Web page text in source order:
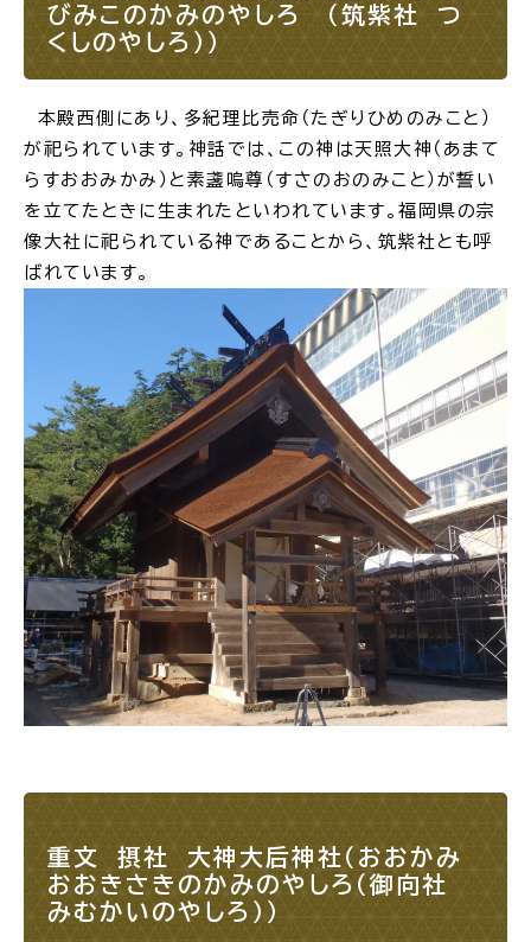
防災情報サイト
出雲新話2030
出雲市総合振興計画
市役所へのアクセス
各課へのお問い合わせ
サイトマップ
びみこのかみのやしろ （筑紫社 つ
くしのやしろ））
本殿西側にあり、多紀理比売命（たぎりひめのみこと）
が祀られています。神話では、この神は天照大神（あまて
らすおおみかみ）と素盞嗚尊（すさのおのみこと）が誓い
を立てたときに生まれたといわれています。福岡県の宗
像大社に祀られている神であることから、筑紫社とも呼
ばれています。
重文 摂社 大神大后神社（おおかみ
おおきさきのかみのやしろ（御向社
みむかいのやしろ））